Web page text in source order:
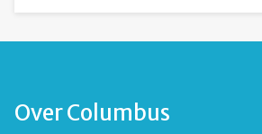
Over Columbus